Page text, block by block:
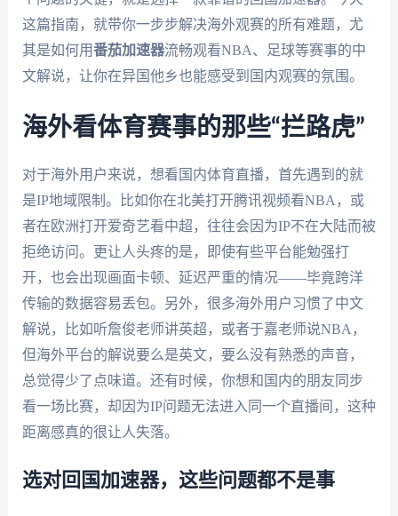
这篇指南，就带你一步步解决海外观赛的所有难题，尤
其是如何用番茄加速器流畅观看NBA、足球等赛事的中
文解说，让你在异国他乡也能感受到国内观赛的氛围。
海外看体育赛事的那些“拦路虎”
对于海外用户来说，想看国内体育直播，首先遇到的就
是IP地域限制。比如你在北美打开腾讯视频看NBA，或
者在欧洲打开爱奇艺看中超，往往会因为IP不在大陆而被
拒绝访问。更让人头疼的是，即使有些平台能勉强打
开，也会出现画面卡顿、延迟严重的情况——毕竟跨洋
传输的数据容易丢包。另外，很多海外用户习惯了中文
解说，比如听詹俊老师讲英超，或者于嘉老师说NBA，
但海外平台的解说要么是英文，要么没有熟悉的声音，
总觉得少了点味道。还有时候，你想和国内的朋友同步
看一场比赛，却因为IP问题无法进入同一个直播间，这种
距离感真的很让人失落。
选对回国加速器，这些问题都不是事